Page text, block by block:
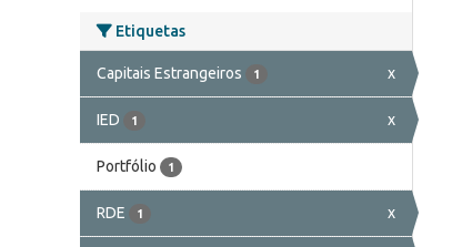
Etiquetas
Capitais Estrangeiros 1 x
IED 1 x
Portfólio 1
RDE 1 x